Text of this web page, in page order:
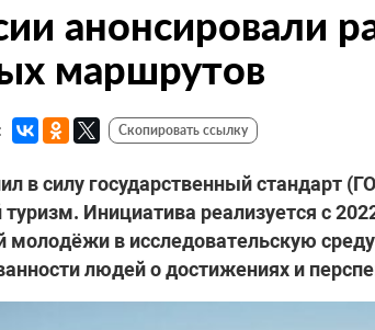
анонсировали
маршрутов
Скопировать ссылку
в силу государственный стандарт
Инициатива реализуется с
молодёжи в исследовательскую
людей о достижениях и